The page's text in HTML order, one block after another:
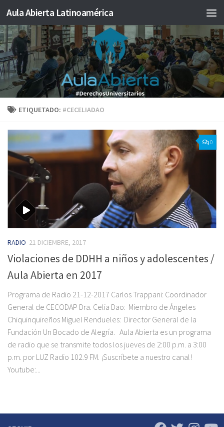
Saltar al contenido
Aula Abierta Latinoamérica
ETIQUETADO: #CECELIADAO
0
RADIO 21 DICIEMBRE, 2017
Violaciones de DDHH a niños y adolescentes /
Aula Abierta en 2017
Programa de Radio 21-12-2017 Carlos Trappani: Coordinador
General de CECODAP Dra. Celia Dao: ‎ Miembro de Ángeles
Chiquinquireños Miguel Rendueles: ‎ Director General de la
Fundación Un Bocado de Alegría. Aula Abierta es un programa
de radio que se transmite todos los jueves de 2:00 p.m. a 3:00
p.m. por LUZ Radio 102.9 FM. ¡Suscríbete a nuestro canal!
Youtube:...